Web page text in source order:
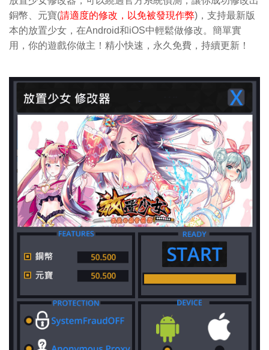
銅幣、元寶(請適度的修改，以免被發現作弊)，支持最新版
本的放置少女，在Android和iOS中輕鬆做修改。簡單實
用，你的遊戲你做主！精小快速，永久免費，持續更新！